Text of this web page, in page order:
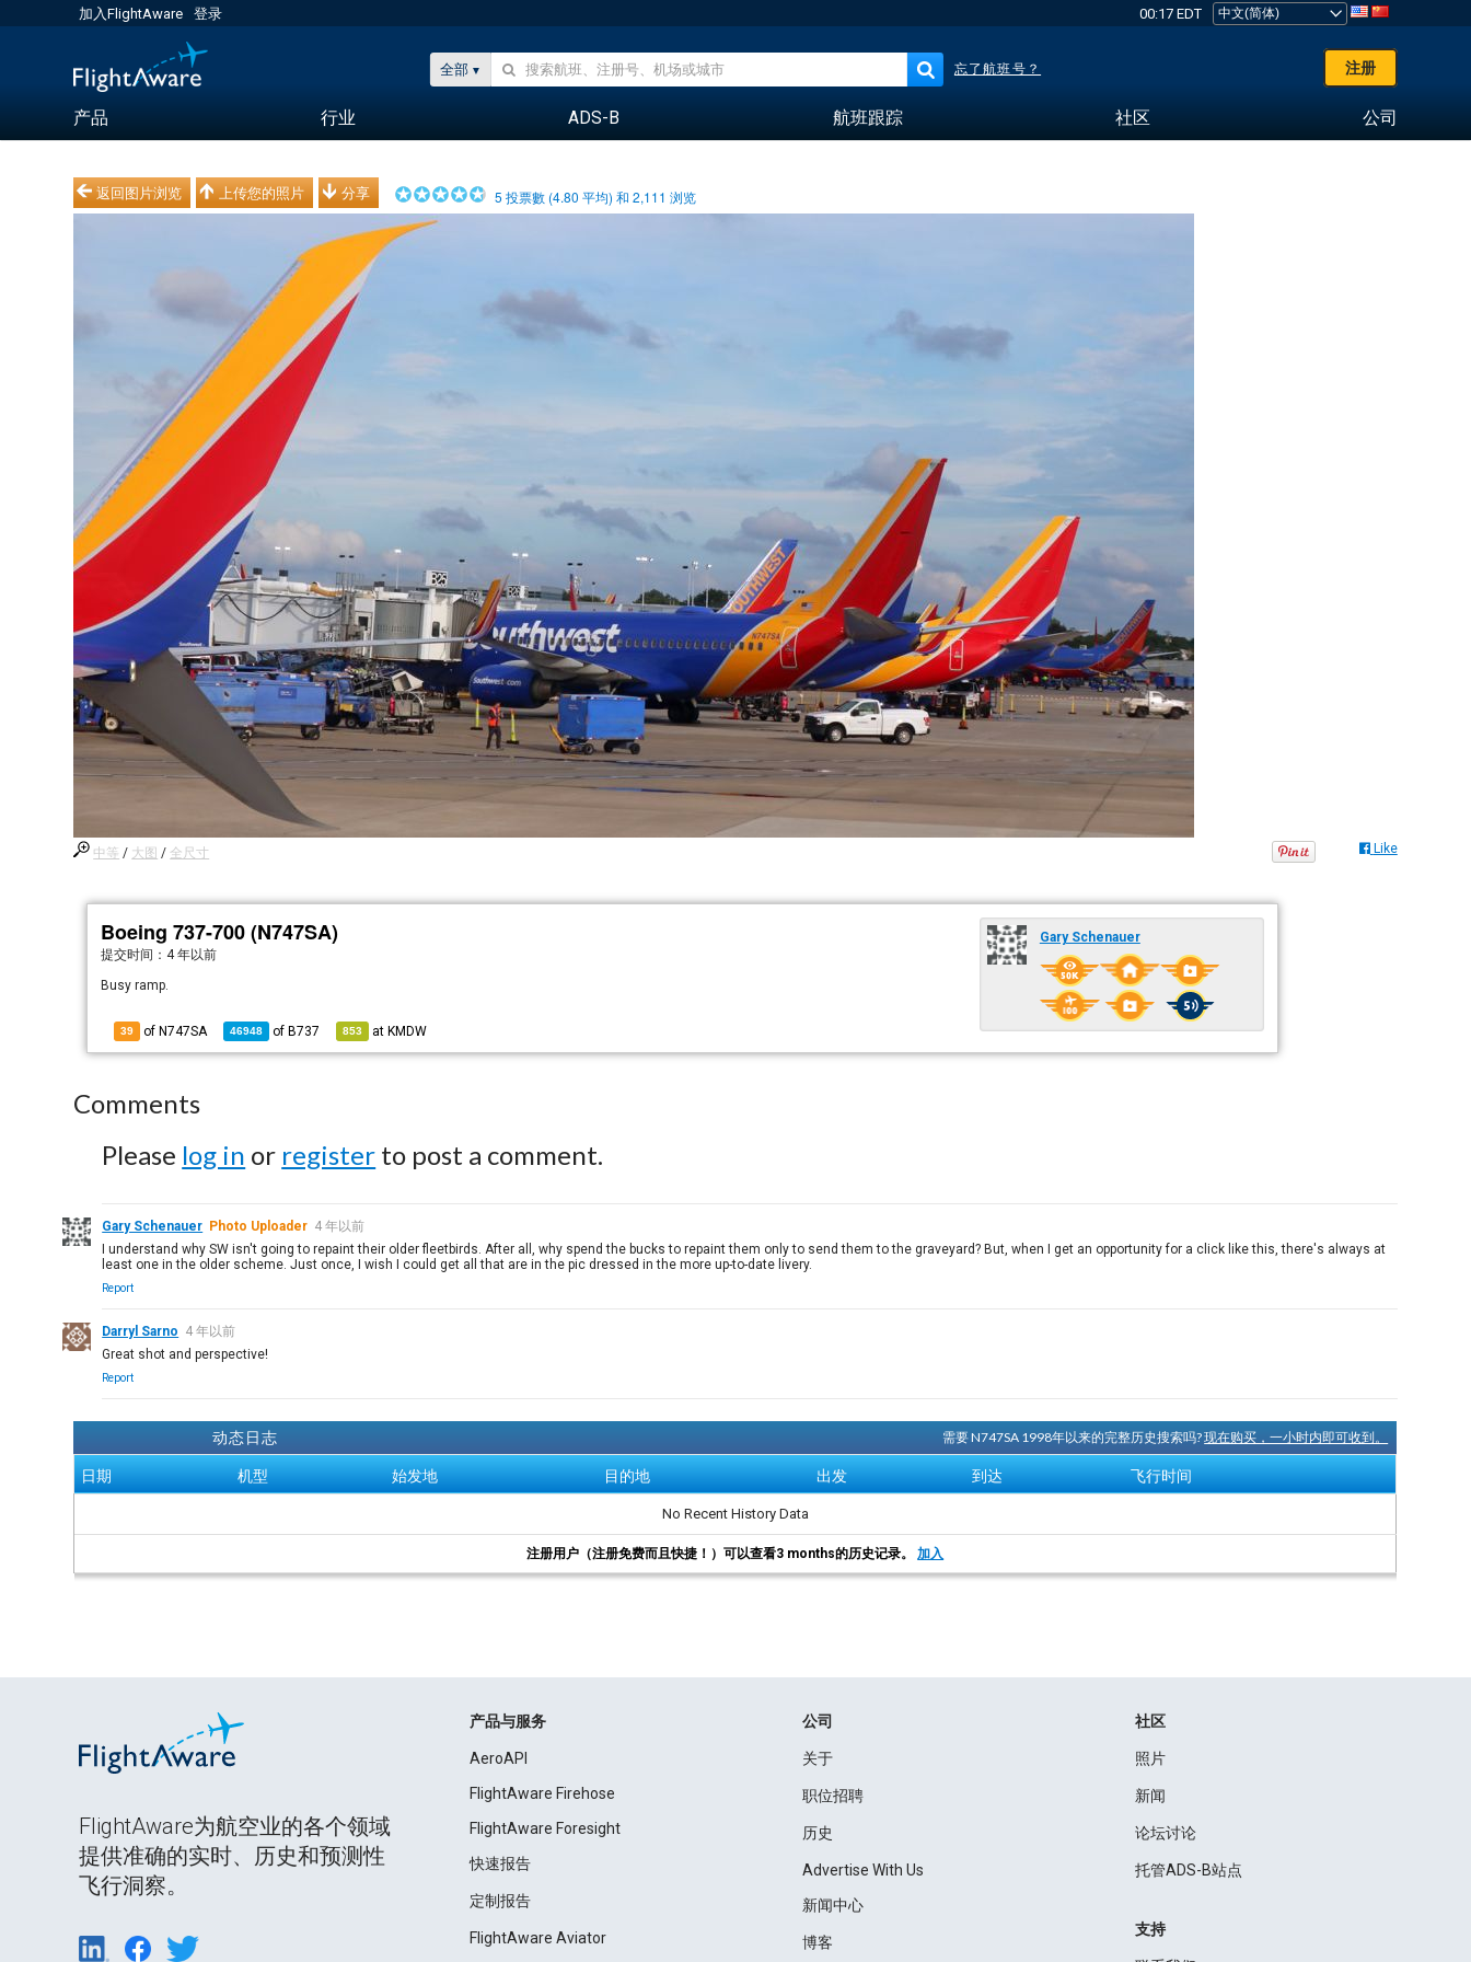
加入FlightAware 登录 00:17 EDT
全部 忘了航班号？ 注册
产品 行业 ADS-B 航班跟踪 社区 公司
返回图片浏览 上传您的照片 分享 5 投票數 (4.80 平均) 和2,111 浏览
中等 / 大图 / 全尺寸 Like
Boeing 737-700 (N747SA)
提交时间： 4 年以前
Busy ramp.
39 of N747SA 46948 of B737 853 at KMDW
Gary Schenauer
Comments
Please log in or register to post a comment.
Gary Schenauer Photo Uploader 4 年以前
I understand why SW isn't going to repaint their older fleetbirds. After all, why spend the bucks to repaint them only to send them to the graveyard? But, when I get an opportunity for a click like this, there's always at
least one in the older scheme. Just once, I wish I could get all that are in the pic dressed in the more up-to-date livery.
Report
Darryl Sarno 4 年以前
Great shot and perspective!
Report
动态日志 需要 N747SA 1998年以来的完整历史搜索吗?现在购买，一小时内即可收到。
日期 机型 始发地 目的地 出发 到达 飞行时间
No Recent History Data
注册用户（注册免费而且快捷！）可以查看3 months的历史记录。加入
FlightAware为航空业的各个领域
提供准确的实时、历史和预测性
飞行洞察。
产品与服务
AeroAPI
FlightAware Firehose
FlightAware Foresight
快速报告
定制报告
FlightAware Aviator
公司
关于
职位招聘
历史
Advertise With Us
新闻中心
博客
社区
照片
新闻
论坛讨论
托管ADS-B站点
支持